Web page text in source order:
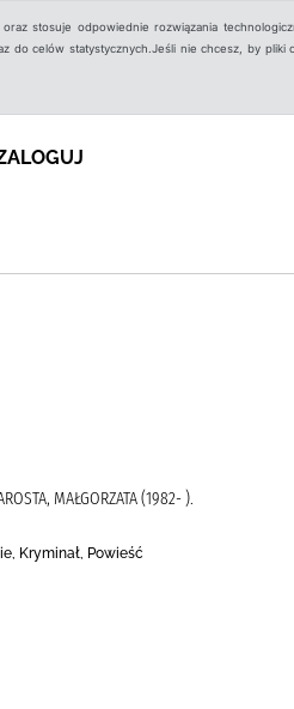
stosuje odpowiednie rozwiązania
celów statystycznych.Jeśli nie chcesz, by pliki
MAŁGORZATA (1982- ).
Kryminał, Powieść